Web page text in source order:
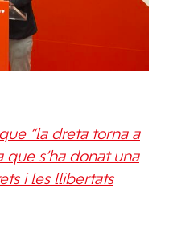
“la dreta torna a
s’ha donat una
i les llibertats